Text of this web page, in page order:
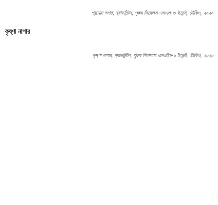
প্রমোদ ভগত, ব্যাডমিন্টন, পুরুষ সিঙ্গেলস এসএল-৩ ইভেন্ট, টোকিও, ২০২০
কৃষ্ণা নাগার
কৃষ্ণা নাগার, ব্যাডমিন্টন, পুরুষ সিঙ্গেলস এসএইচ-৬ ইভেন্ট, টোকিও, ২০২০